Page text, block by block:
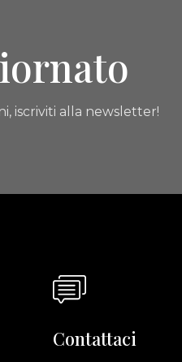
iscriviti alla newsletter!
Contattaci